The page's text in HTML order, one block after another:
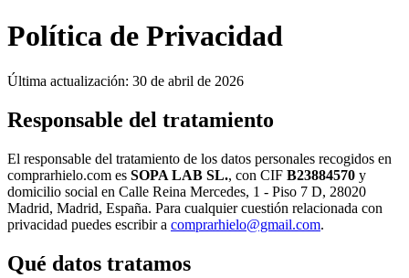
Política de Privacidad
Última actualización: 30 de abril de 2026
Responsable del tratamiento
El responsable del tratamiento de los datos personales recogidos en
comprarhielo.com es SOPA LAB SL., con CIF B23884570 y
domicilio social en Calle Reina Mercedes, 1 - Piso 7 D, 28020
Madrid, Madrid, España. Para cualquier cuestión relacionada con
privacidad puedes escribir a comprarhielo@gmail.com.
Qué datos tratamos